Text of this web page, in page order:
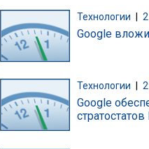
Технологии
Google
Технологии
Google
стратостатов